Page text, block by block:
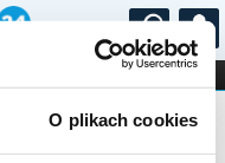
O plikach cookies
...
STAND-UP